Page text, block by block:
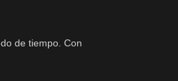
de tiempo. Con